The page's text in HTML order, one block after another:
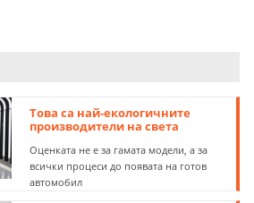
Това са най-екологичните
производители на света
Оценката не е за гамата модели, а за
всички процеси до появата на готов
автомобил